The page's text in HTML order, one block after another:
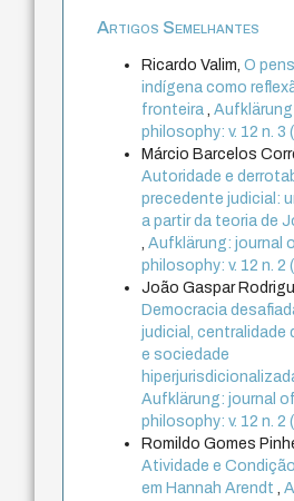
Artigos Semelhantes
Ricardo Valim,O
indígena como
fronteira,
philosophy: v. 12 n. 3
Márcio Barcelos
Autoridade e
precedente judicial:
a partir da teoria de
,Aufklärung: journal
philosophy: v. 12 n. 2
João Gaspar
Democracia
judicial, centralidade
e sociedade
Aufklärung: journal of
philosophy: v. 12 n. 2
Romildo Gomes
Atividade e
em Hannah Arendt,